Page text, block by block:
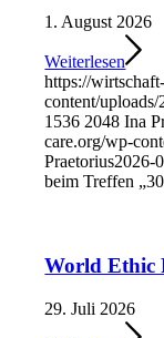
1. August 2026
Weiterlesen
https://
content/
1536 2048 Ina
care.org/wp-
Praetorius2026-
beim Treffen
World Ethic
29. Juli 2026